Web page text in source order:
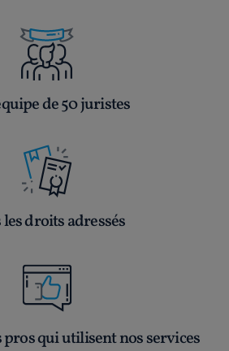
de 50 juristes
les droits adressés
pros qui utilisent nos services